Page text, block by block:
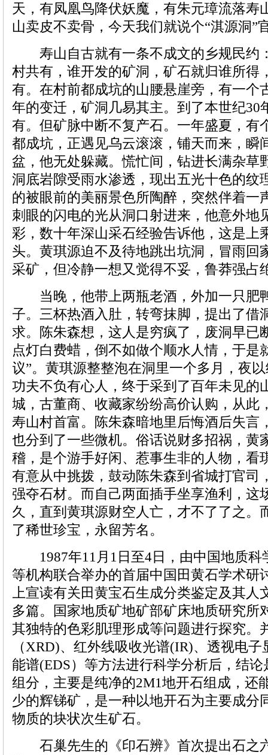
天，有凤凰鸟降伏妖魔，有朱元璋流落寿
山卖皮不卖骨，今天我们就说个“淇源洞”
寿山自古就有一条不成文的乡规民约
村共有，谁开发的矿洞，矿石就归谁所得
有。在村前都成坑的山腰悬崖旁，有一个
年的变迁，矿洞几易其主。到了本世纪30
有。但矿脉中断不复产石。一年盛夏，有
都成坑，正遇见乌云滚滚，铺天而来，瞬
盆，他无处躲藏。慌忙间，钻进长满杂草
洞底岩隙受雨水渗透，现出五光十色的纹
的被眼前的美丽景色所陶醉，突然伴着一
刺眼的闪电的光从洞口射进来，他意外地
彩，数十年深山采石经验告诉他，这是上
头。黄琪源迫不及待地跳出坑洞，冒雨回
采矿，但冷静一想又觉得不妥，鲁莽强占
当晚，他带上两瓶老酒，外加一只肥
子。三杯热酒入肚，转弯抹脚，提出了借
求。陈朱森想，这人是穷疯了，废洞早已
点灯白费蜡，倒不如做个顺水人情，于是
议”。黄琪源整整泡在洞里一个多月，夜
功夫不负有心人，终于采到了百年未见的
城，古董商、收藏家纷纷高价认购，从此
寿山村首富。陈朱森暗地里后悔酒后失言
也分到了一些微机。俗话说财多招祸，黄
稽，是个游手好闲、惹事生非的人物，看
有意从中挑拨，鼓动陈朱森到省城打官司
强夺石材。而自己两面插手坐享渔利，这
久，直到黄琪源财空人亡，才不了了之。
了稀世珍宝，永留芳名。
1987年11月1日至4日，由中国地质科
等机构联合举办的首届中国田黄石学术研
上宣读有关田黄宝石生成分类鉴定及其人
多篇。国家地质矿地矿部矿床地质研究所
其独特的色彩肌理形成等问题进行探究。
（XRD)、红外线吸收光谱(IR)、透视电
能谱(EDS）等方法进行科学分析后，结
组分，主要是纯净的2M1地开石组成，还
少的辉锑矿，是一种以地开石为主要成分
物质的块状次生矿石。
石巢先生的《印石辨》首次提出石之